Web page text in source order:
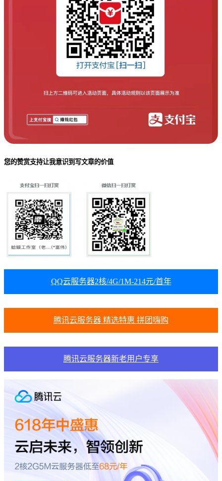
您的赞赏支持让我意识到写文章的价值
QQ云服务器2核/4G/1M-214元/首年
腾讯云服务器 精选特惠 拼团嗨购
腾讯云服务器新老用户专享